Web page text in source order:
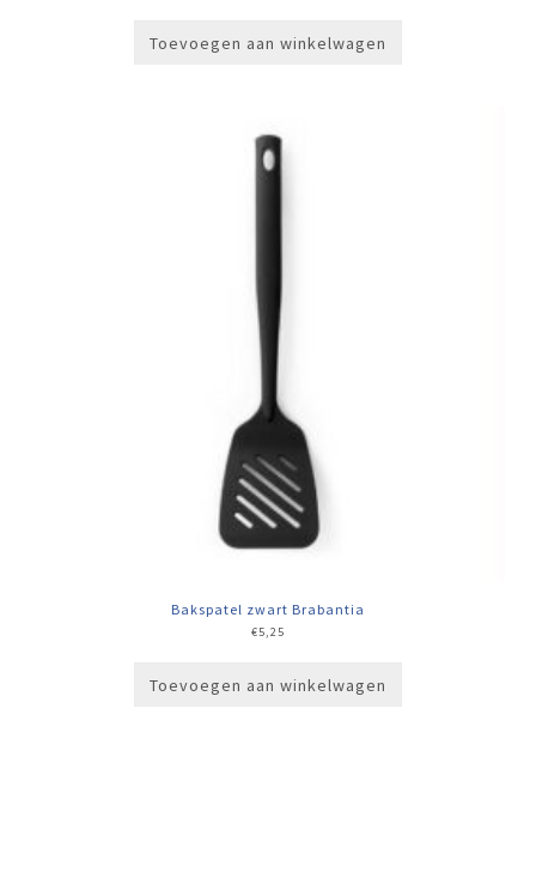
Toevoegen aan winkelwagen
Bakspatel zwart Brabantia
€5,25
Toevoegen aan winkelwagen